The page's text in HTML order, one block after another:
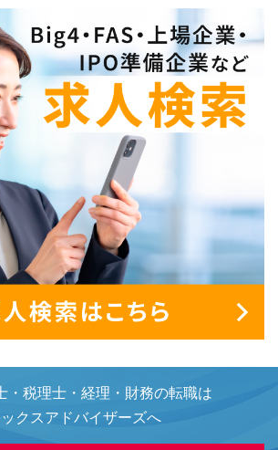
・税理士・経理・財務の転職は
ックスアドバイザーズへ